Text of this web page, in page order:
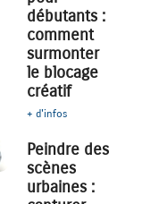
débutants :
comment
surmonter
le blocage
créatif
+ d'infos
Peindre des
scènes
urbaines :